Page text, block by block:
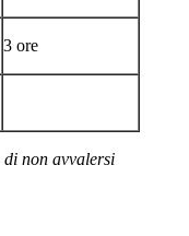
3 ore
non avvalersi